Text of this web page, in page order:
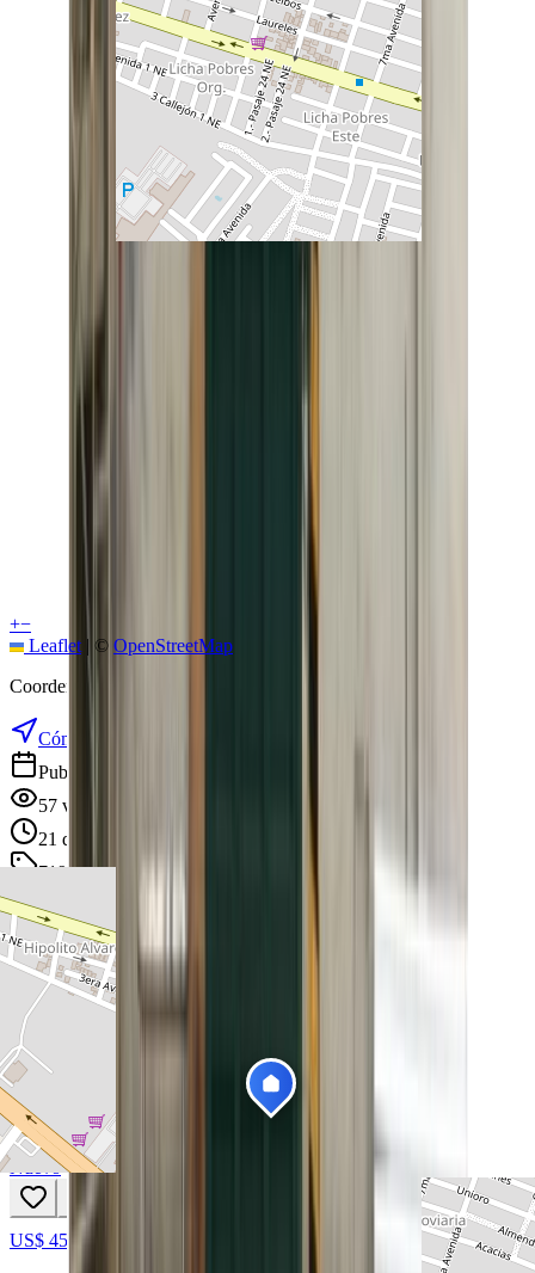
+−
Leaflet | © OpenStreetMap
Coordenadas:
Cómo llegar
Publicado 21 de agosto de 2024
57 visitas
21 de agosto de 2024
719días en el mercado
· actualizado hace 1 días
Descargar ficha de propiedad
Añadir a tablero Reportar anuncio
Te puede interesar
Ver todas
Arriendo
Nuevo
US$ 4500